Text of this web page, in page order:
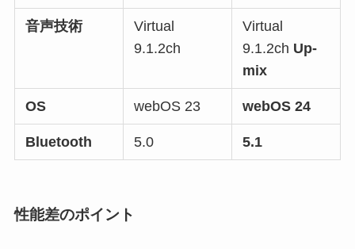
音声技術
Virtual
9.1.2ch
Virtual
9.1.2ch Up-
mix
OS webOS 23 webOS 24
Bluetooth 5.0 5.1
性能差のポイント